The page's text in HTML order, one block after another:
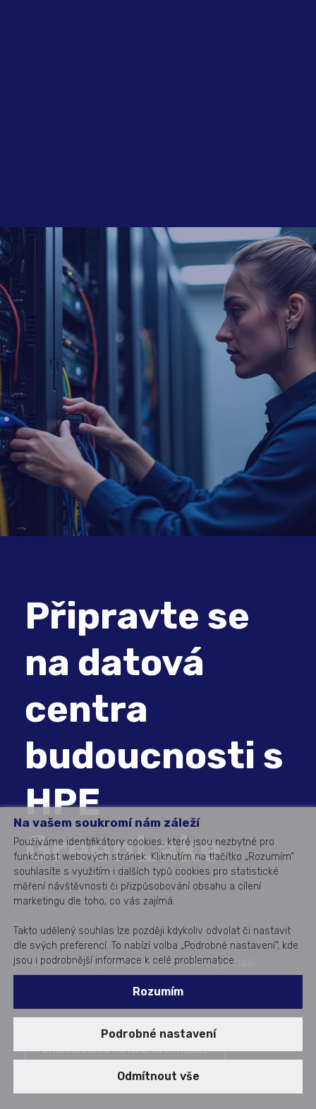
Připravte se
na datová
centra
budoucnosti s
HPE
GreenLake
Vybudování a správa datového centra přináší
řešení HPE GreenLake.
Chci nabídku na HPE GreenLake
Zveřejněno dne: 16. 07. 2025
Na vašem soukromí nám záleží
Používáme identifikátory cookies, které jsou nezbytné pro
funkčnost webových stránek. Kliknutím na tlačítko „Rozumím“
souhlasíte s využitím i dalších typů cookies pro statistické
měření návštěvnosti či přizpůsobování obsahu a cílení
marketingu dle toho, co vás zajímá.
Takto udělený souhlas lze později kdykoliv odvolat či nastavit
dle svých preferencí. To nabízí volba „Podrobné nastavení“, kde
jsou i podrobnější informace k celé problematice.
Rozumím
Podrobné nastavení
Odmítnout vše